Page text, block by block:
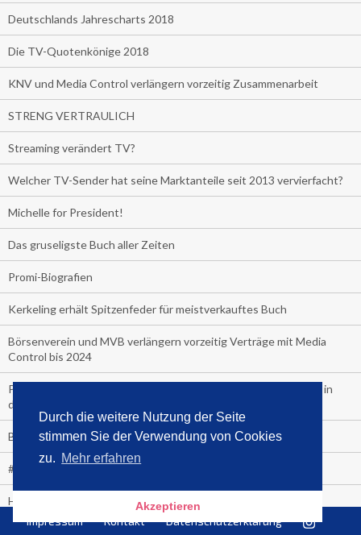
Durch die weitere Nutzung der Seite
stimmen Sie der Verwendung von Cookies
zu. Mehr erfahren
Akzeptieren
Deutschlands Jahrescharts 2018
Die TV-Quotenkönige 2018
KNV und Media Control verlängern vorzeitig Zusammenarbeit
STRENG VERTRAULICH
Streaming verändert TV?
Welcher TV-Sender hat seine Marktanteile seit 2013 vervierfacht?
Michelle for President!
Das gruseligste Buch aller Zeiten
Promi-Biografien
Kerkeling erhält Spitzenfeder für meistverkauftes Buch
Börsenverein und MVB verlängern vorzeitig Verträge mit Media
Control bis 2024
PocketBook, Ceebo und Umbreit bringen Hörbuch-Downloads in
die Cloud
Bella Bella
#1-Bestseller: "Das ist Alpha!" von Kollegah
Hammer! "Fear: Trump in the White House" (auf Englisch) von
Impressum Kontakt Datenschutzerklärung